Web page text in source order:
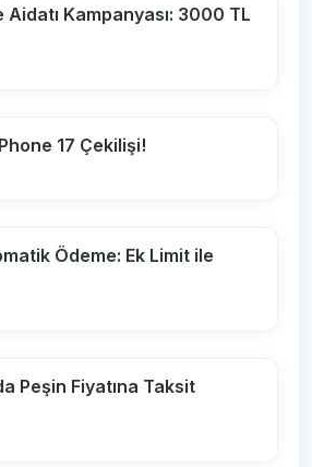
Kampanyası: 3000 TL
17 Çekilişi!
Ödeme: Ek Limit ile
Peşin Fiyatına Taksit